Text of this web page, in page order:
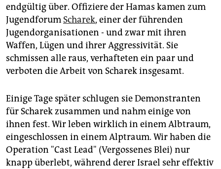
endgültig über. Offiziere der Hamas kamen zum
Jugendforum Scharek, einer der führenden
Jugendorganisationen - und zwar mit ihren
Waffen, Lügen und ihrer Aggressivität. Sie
schmissen alle raus, verhafteten ein paar und
verboten die Arbeit von Scharek insgesamt.
Einige Tage später schlugen sie Demonstranten
für Scharek zusammen und nahm einige von
ihnen fest. Wir leben wirklich in einem Albtraum,
eingeschlossen in einem Alptraum. Wir haben die
Operation "Cast Lead" (Vergossenes Blei) nur
knapp überlebt, während derer Israel sehr effektiv